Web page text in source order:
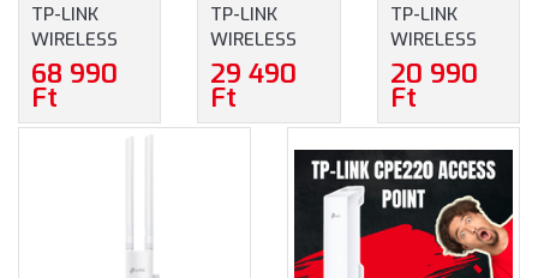
TP-LINK
WIRELESS
MESH
NETWORKING
SYSTEM
68 990
Ft
TP-LINK
WIRELESS
MESH
NETWORKING
SYSTEM
DECO X10 (1-
29 490
Ft
TP-LINK
WIRELESS
ACCESS
POINT 5GHZ
300MBPS
(CPE510)
20 990
Ft